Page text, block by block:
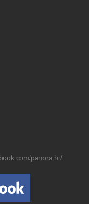
panora.hr/